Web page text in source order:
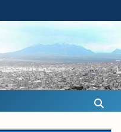
el mundo.